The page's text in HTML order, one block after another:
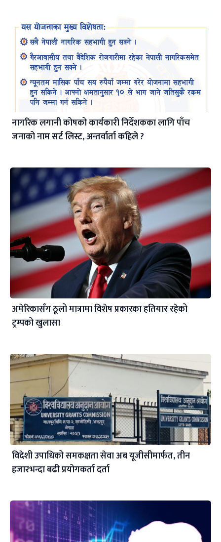
नागरिक लगानी कोषको कार्यकारी निर्देशकका लागि पाँच
जनाको नाम सर्ट लिस्ट, अन्तर्वार्ता कहिले ?
अमेरिकासँग ठूलो मात्रामा विशेष प्रकारका हतियार रहेको
ट्रम्पको खुलासा
विदेशी उपाधिको समकक्षता सेवा अब यूजीसीमार्फत, तीन
हजारभन्दा बढी प्रयोगकर्ता दर्ता